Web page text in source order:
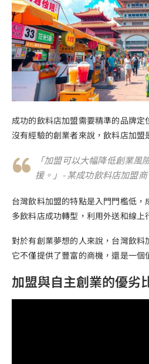
成功的飲料店加盟需要精準的品牌
沒有經驗的創業者來說，飲料店加盟
「加盟可以大幅降低創業
援。」- 某成功飲料店加盟商
台灣飲料加盟的特點是入門門檻低
多飲料店成功轉型，利用外送和線上
對於有創業夢想的人來說，台灣飲料
它不僅提供了豐富的商機，還是一個
加盟與自主創業的優劣